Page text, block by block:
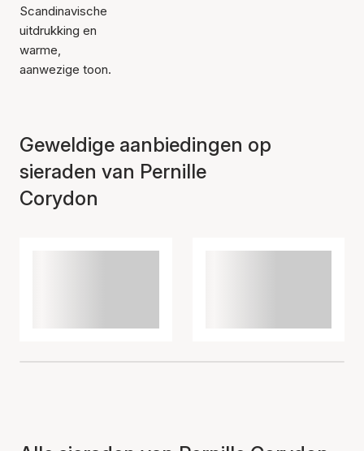
Scandinavische
uitdrukking en
warme,
aanwezige toon.
Geweldige aanbiedingen op
sieraden van Pernille
Corydon